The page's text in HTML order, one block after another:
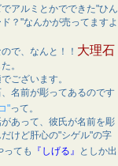
アルミとかでできた"ひん
？"なんかが売ってますよ
で、なんと！！ 大理石
。
ございます。
名前が彫ってあるのです
"って。
あって、彼氏が名前を彫
けど肝心の"シゲル"の字
っても 『しげる』
としか出